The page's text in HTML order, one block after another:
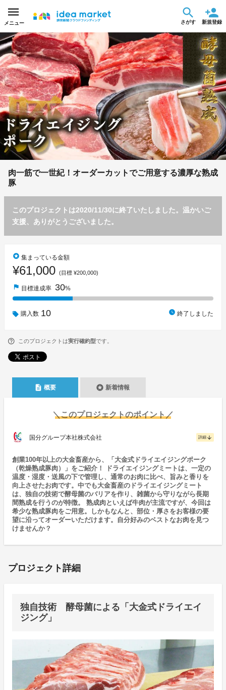
メニュー さがす 新規登録
肉一筋で一世紀！オーダーカットでご用意する濃厚な熟成
豚
このプロジェクトは2020/11/30に終了いたしました。温かいご
支援、ありがとうございました。
stars 集まっている金額
¥61,000 (目標 ¥200,000)
flag 目標達成率 30%
購入数 10 watch_later 終了しました
このプロジェクトは実行確約型です。
description 概要 stars 新着情報
＼このプロジェクトのポイント／
国分グループ本社株式会社 詳細 arrow_downward
創業100年以上の大金畜産から、「大金式ドライエイジングポーク
（乾燥熟成豚肉）」をご紹介！ ドライエイジングミートは、一定の
温度・湿度・送風の下で管理し、通常のお肉に比べ、旨みと香りを
向上させたお肉です。中でも大金畜産のドライエイジングミート
は、独自の技術で酵母菌のバリアを作り、雑菌から守りながら長期
間熟成を行うのが特徴。 熟成肉といえば牛肉が主流ですが、今回は
希少な熟成豚肉をご用意。しかもなんと、部位・厚さをお客様の要
望に沿ってオーダーいただけます。自分好みのベストなお肉を見つ
けませんか？
プロジェクト詳細
独自技術 酵母菌による「大金式ドライエイ
ジング」